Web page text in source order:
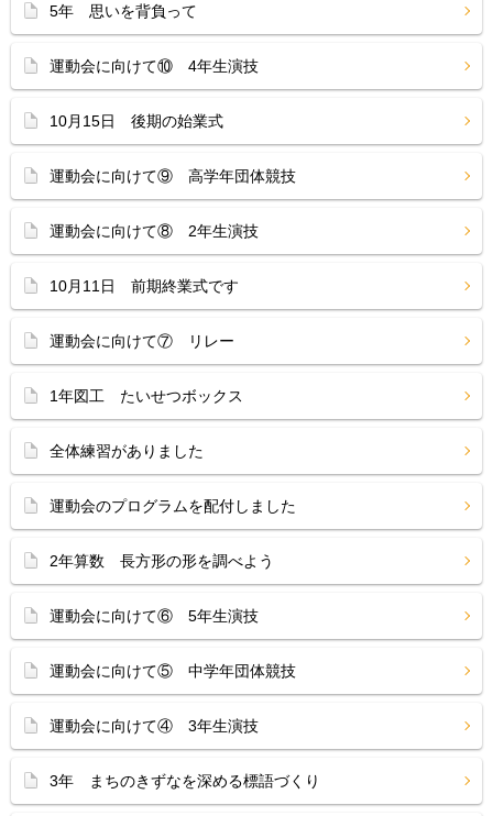
5年 思いを背負って
運動会に向けて⑩ 4年生演技
10月15日 後期の始業式
運動会に向けて⑨ 高学年団体競技
運動会に向けて⑧ 2年生演技
10月11日 前期終業式です
運動会に向けて⑦ リレー
1年図工 たいせつボックス
全体練習がありました
運動会のプログラムを配付しました
2年算数 長方形の形を調べよう
運動会に向けて⑥ 5年生演技
運動会に向けて⑤ 中学年団体競技
運動会に向けて④ 3年生演技
3年 まちのきずなを深める標語づくり